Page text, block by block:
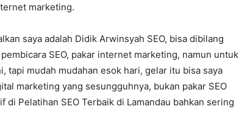
marketing.
saya adalah Didik Arwinsyah SEO, bisa dibilang
SEO, pakar internet marketing, namun untuk
tapi mudah mudahan esok hari, gelar itu bisa saya
marketing yang sesungguhnya, bukan pakar SEO
di Pelatihan SEO Terbaik di Lamandau bahkan sering